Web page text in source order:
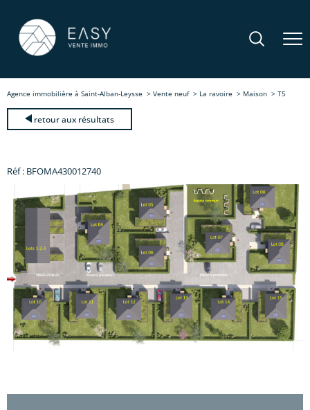
Agence immobilière à Saint-Alban-Leysse Vente neuf La ravoire Maison T5
retour aux résultats
Réf : BFOMA430012740